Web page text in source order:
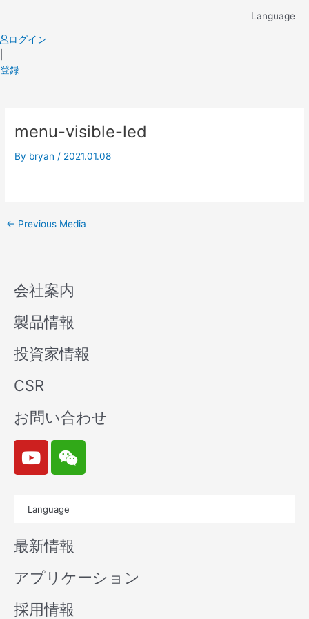
content
Language
ログイン
登録
menu-visible-led
By bryan / 2021.01.08
navigation
← Previous Media
会社案内
製品情報
投資家情報
CSR
お問い合わせ
Y
o
u
b
e
W
e
i
n
Language
最新情報
アプリケーション
採用情報